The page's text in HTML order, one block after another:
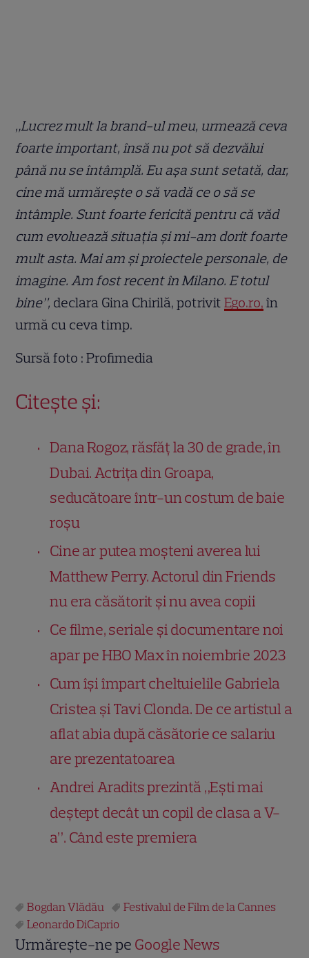
„Lucrez mult la brand-ul meu, urmează ceva
foarte important, însă nu pot să dezvălui
până nu se întâmplă. Eu așa sunt setată, dar,
cine mă urmărește o să vadă ce o să se
întâmple. Sunt foarte fericită pentru că văd
cum evoluează situația și mi-am dorit foarte
mult asta. Mai am și proiectele personale, de
imagine. Am fost recent în Milano. E totul
bine”, declara Gina Chirilă, potrivitEgo.ro, în
urmă cu ceva timp.
Sursă foto : Profimedia
Citește și:
Dana Rogoz, răsfăț la 30 de grade, în
Dubai. Actrița din Groapa,
seducătoare într-un costum de baie
roșu
Cine ar putea moșteni averea lui
Matthew Perry. Actorul din Friends
nu era căsătorit și nu avea copii
Ce filme, seriale și documentare noi
apar pe HBO Max în noiembrie 2023
Cum își împart cheltuielile Gabriela
Cristea și Tavi Clonda. De ce artistul a
aflat abia după căsătorie ce salariu
are prezentatoarea
Andrei Aradits prezintă „Eşti mai
deştept decât un copil de clasa a V-
a”. Când este premiera
Bogdan Vlădău
Festivalul de Film de la Cannes
Leonardo DiCaprio
Urmărește-ne pe Google News